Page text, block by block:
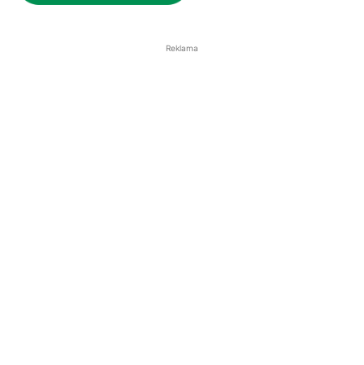
Reklama